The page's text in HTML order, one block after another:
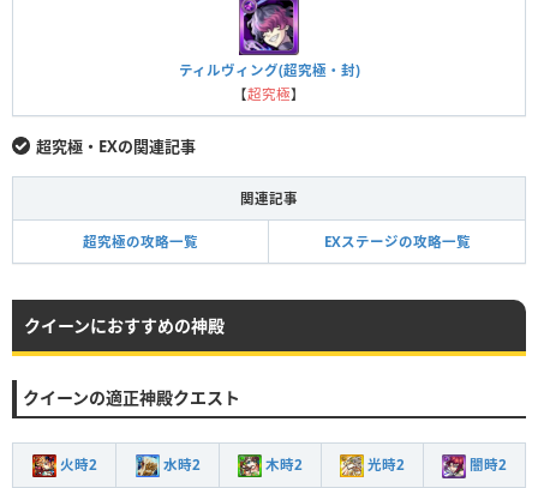
ティルヴィング(超究極・封)
【超究極】
超究極・EXの関連記事
関連記事
超究極の攻略一覧 EXステージの攻略一覧
クイーンにおすすめの神殿
クイーンの適正神殿クエスト
火時2 水時2 木時2 光時2 闇時2